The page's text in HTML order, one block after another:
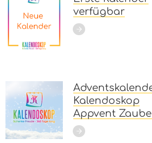
verfügbar
Kalendoskop
Appvent